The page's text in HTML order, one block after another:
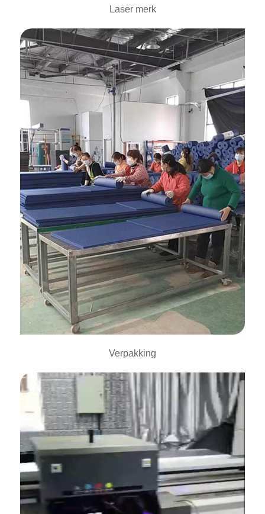
Laser merk
Verpakking